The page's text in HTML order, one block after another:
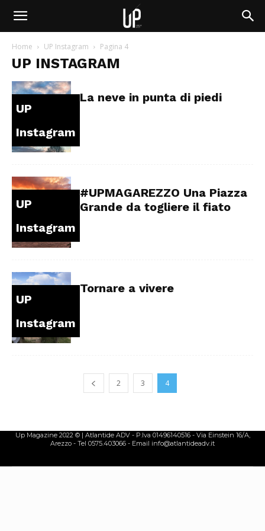
Home UP Instagram Pagina 4
UP INSTAGRAM
UP
Instagram
La neve in punta di piedi
UP
Instagram
#UPMAGAREZZO Una Piazza
Grande da togliere il fiato
UP
Instagram
Tornare a vivere
2 3 4
Up Magazine 2022 © | Atlantide ADV - P.Iva 01496140516 - Via Einstein 16/A,
Arezzo - Tel 0575.403066 - Email info@atlantideadv.it